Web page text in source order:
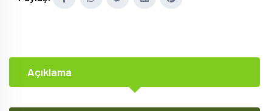
Açıklama